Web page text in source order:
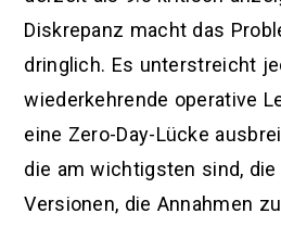
Diskrepanz macht das
dringlich. Es unterstreicht
wiederkehrende operative
eine Zero-Day-Lücke
die am wichtigsten sind,
Versionen, die Annahmen